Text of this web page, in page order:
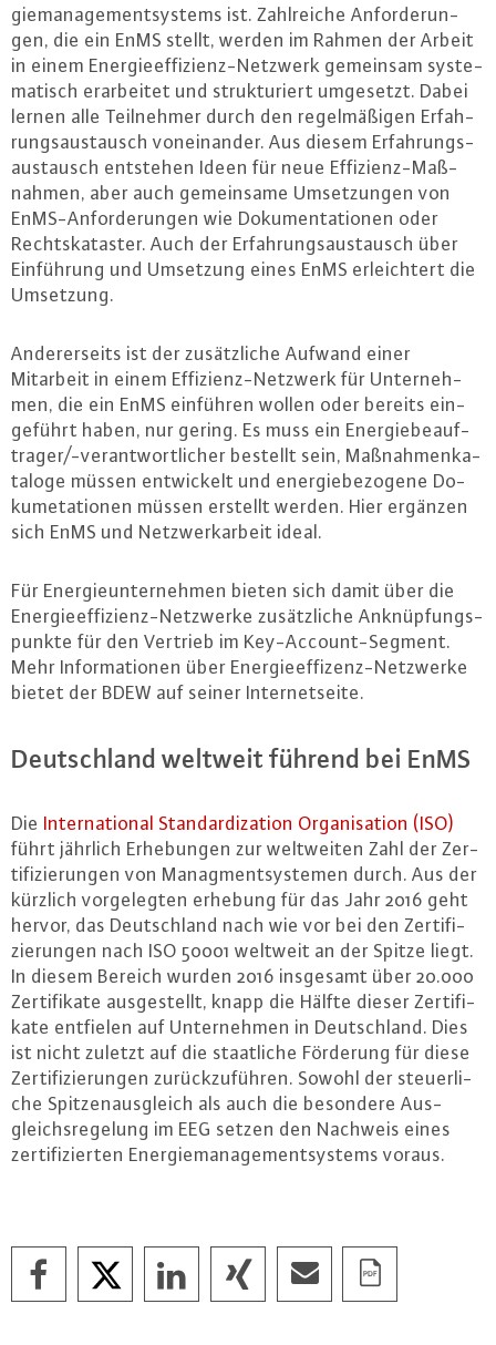
gie­ma­nage­ment­sys­tems ist. Zahl­rei­che An­for­de­run­
gen, die ein EnMS stellt, werden im Rahmen der Arbeit
in einem En­er­gie­ef­fi­zi­enz-Netz­werk gemeinsam sys­te­
ma­tisch er­ar­bei­tet und struk­tu­riert umgesetzt. Dabei
lernen alle Teil­neh­mer durch den re­gel­mä­ßi­gen Er­fah­
rungs­aus­tausch von­ein­an­der. Aus diesem Er­fah­rungs­
aus­tausch entstehen Ideen für neue Ef­fi­zi­enz-Maß­
nah­men, aber auch ge­mein­sa­me Um­set­zun­gen von
EnMS-An­for­de­run­gen wie Do­ku­men­ta­tio­nen oder
Rechts­ka­tas­ter. Auch der Er­fah­rungs­aus­tausch über
Ein­füh­rung und Umsetzung eines EnMS er­leich­tert die
Umsetzung.
An­de­rer­seits ist der zu­sätz­li­che Aufwand einer
Mitarbeit in einem Ef­fi­zi­enz-Netz­werk für Un­ter­neh­
men, die ein EnMS einführen wollen oder bereits ein­
ge­führt haben, nur gering. Es muss ein En­er­gie­be­auf­
tra­ger/-ver­ant­wort­li­cher bestellt sein, Maß­nah­men­ka­
ta­lo­ge müssen ent­wi­ckelt und en­er­gie­be­zo­ge­ne Do­
ku­me­ta­tio­nen müssen erstellt werden. Hier ergänzen
sich EnMS und Netz­werk­ar­beit ideal.
Für En­er­gie­un­ter­neh­men bieten sich damit über die
En­er­gie­ef­fi­zi­enz-Netz­wer­ke zu­sätz­li­che An­knüp­fungs­
punk­te für den Vertrieb im Key-Ac­count-Seg­ment.
Mehr In­for­ma­tio­nen über En­er­gie­ef­fi­zenz-Netz­wer­ke
bietet der BDEW auf seiner In­ter­net­sei­te.
Deutsch­land weltweit führend bei EnMS
Die In­ter­na­tio­nal Stan­dar­di­za­t­i­on Or­ga­ni­sa­ti­on (ISO)
führt jährlich Er­he­bun­gen zur welt­wei­ten Zahl der Zer­
ti­fi­zie­run­gen von Ma­nag­ment­sys­te­men durch. Aus der
kürzlich vor­ge­leg­ten erhebung für das Jahr 2016 geht
hervor, das Deutsch­land nach wie vor bei den Zer­ti­fi­
zie­run­gen nach ISO 50001 weltweit an der Spitze liegt.
In diesem Bereich wurden 2016 insgesamt über 20.000
Zer­ti­fi­ka­te aus­ge­stellt, knapp die Hälfte dieser Zer­ti­fi­
ka­te entfielen auf Un­ter­neh­men in Deutsch­land. Dies
ist nicht zuletzt auf die staat­li­che Förderung für diese
Zer­ti­fi­zie­run­gen zu­rück­zu­füh­ren. Sowohl der steu­er­li­
che Spit­zen­aus­gleich als auch die besondere Aus­
gleichs­re­ge­lung im EEG setzen den Nachweis eines
zer­ti­fi­zier­ten En­er­gie­ma­nage­ment­sys­tems voraus.